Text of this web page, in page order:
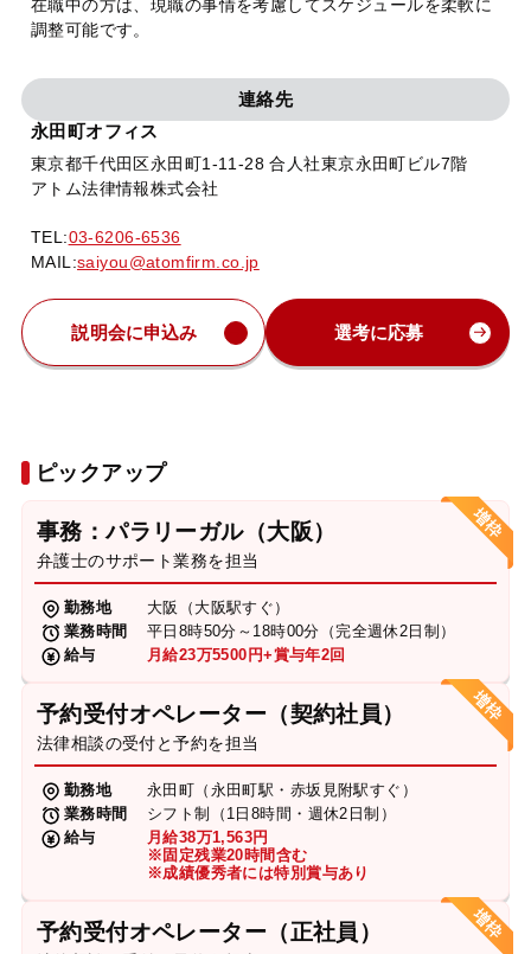
在職中の方は、現職の事情を考慮してスケジュールを柔軟に
調整可能です。
連絡先
永田町オフィス
東京都千代田区永田町1-11-28 合人社東京永田町ビル7階
アトム法律情報株式会社
TEL:03-6206-6536
MAIL:saiyou@atomfirm.co.jp
説明会に申込み 選考に応募
ピックアップ
事務：パラリーガル（大阪）
弁護士のサポート業務を担当
勤務地
大阪（大阪駅すぐ）
業務時間
平日8時50分～18時00分（完全週休2日制）
給与
月給23万5500円+賞与年2回
予約受付オペレーター（契約社員）
法律相談の受付と予約を担当
勤務地
永田町（永田町駅・赤坂見附駅すぐ）
業務時間
シフト制（1日8時間・週休2日制）
給与
月給38万1,563円
※固定残業20時間含む
※成績優秀者には特別賞与あり
予約受付オペレーター（正社員）